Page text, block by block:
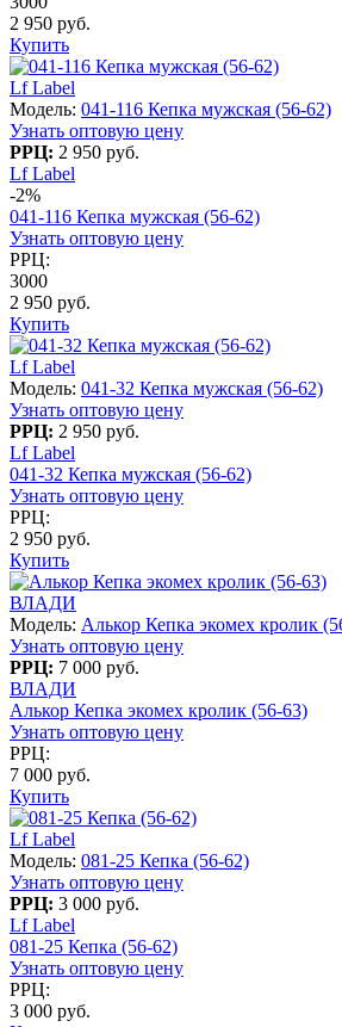
2 950 руб.
Купить
Lf Label
Модель: 041-116 Кепка мужская (56-62)
Узнать оптовую цену
РРЦ: 2 950 руб.
Lf Label
-2%
041-116 Кепка мужская (56-62)
Узнать оптовую цену
РРЦ:
3000
2 950 руб.
Купить
Lf Label
Модель: 041-32 Кепка мужская (56-62)
Узнать оптовую цену
РРЦ: 2 950 руб.
Lf Label
041-32 Кепка мужская (56-62)
Узнать оптовую цену
РРЦ:
2 950 руб.
Купить
ВЛАДИ
Модель: Алькор Кепка экомех кролик
Узнать оптовую цену
РРЦ: 7 000 руб.
ВЛАДИ
Алькор Кепка экомех кролик (56-63)
Узнать оптовую цену
РРЦ:
7 000 руб.
Купить
Lf Label
Модель: 081-25 Кепка (56-62)
Узнать оптовую цену
РРЦ: 3 000 руб.
Lf Label
081-25 Кепка (56-62)
Узнать оптовую цену
РРЦ:
3 000 руб.